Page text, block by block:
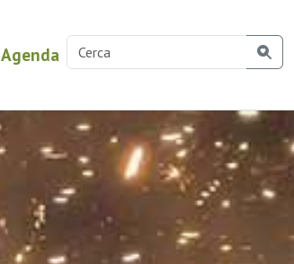
Agenda